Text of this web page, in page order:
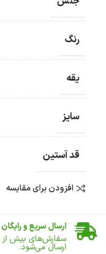
رنگ
یقه
سایز
قد آستین
افزودن برای مقایسه
ضمانت اصالت کالا
ارسال سریع و رایگان
سفارش‌های بیش از
ارسال می‌شود.